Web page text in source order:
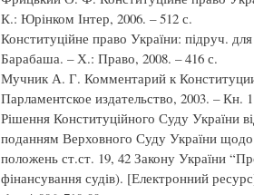
К.: Юрінком Інтер, 2006. – 512 с.
Конституційне право України: підруч.
Барабаша. – Х.: Право, 2008. – 416 с.
Мучник А. Г. Комментарий к
Парламентское издательство, 2003. – Кн.
Рішення Конституційного Суду України
поданням Верховного Суду України щодо
положень ст.ст. 19, 42 Закону України
фінансування судів). [Електронний